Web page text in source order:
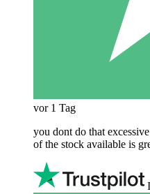
vor 1 Tag
you dont do that
of the stock available is